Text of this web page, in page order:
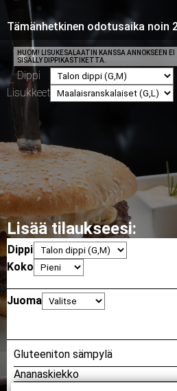
Tämänhetkinen odotusaika noin
HUOM! LISUKESALAATIN KANSSA ANNOKSEEN EI
SISÄLLY DIPPIKASTIKETTA.
Dippi
Lisukkeet
Lisää tilaukseesi:
Dippi
Koko
Juoma
Gluteeniton sämpylä
Ananaskiekko